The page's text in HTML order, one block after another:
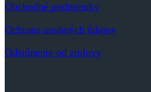
Obchodné podmienky
Ochrana osobných údajov
Odstúpenie od zmluvy